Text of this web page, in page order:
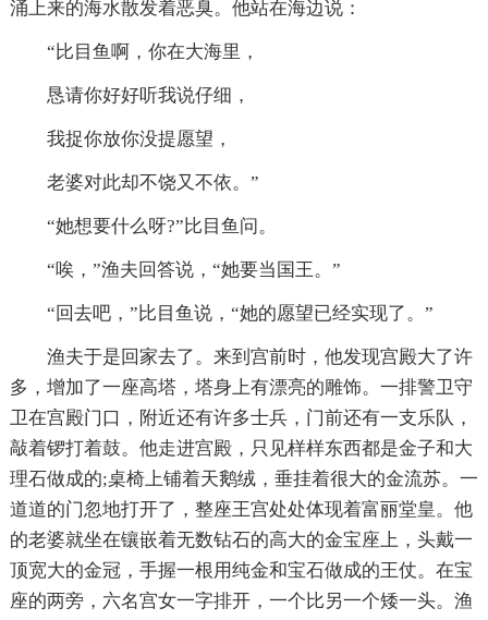
涌上来的海水散发着恶臭。他站在海边说：
“比目鱼啊，你在大海里，
恳请你好好听我说仔细，
我捉你放你没提愿望，
老婆对此却不饶又不依。”
“她想要什么呀?”比目鱼问。
“唉，”渔夫回答说，“她要当国王。”
“回去吧，”比目鱼说，“她的愿望已经实现了。”
渔夫于是回家去了。来到宫前时，他发现宫殿大了许
多，增加了一座高塔，塔身上有漂亮的雕饰。一排警卫守
卫在宫殿门口，附近还有许多士兵，门前还有一支乐队，
敲着锣打着鼓。他走进宫殿，只见样样东西都是金子和大
理石做成的;桌椅上铺着天鹅绒，垂挂着很大的金流苏。一
道道的门忽地打开了，整座王宫处处体现着富丽堂皇。他
的老婆就坐在镶嵌着无数钻石的高大的金宝座上，头戴一
顶宽大的金冠，手握一根用纯金和宝石做成的王仗。在宝
座的两旁，六名宫女一字排开，一个比另一个矮一头。渔